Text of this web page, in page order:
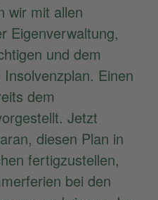
wir mit allen
Eigenverwaltung,
und dem
Einen
dem
Jetzt
diesen Plan in
fertigzustellen,
bei den